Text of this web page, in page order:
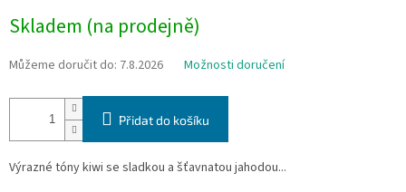
cena:
Skladem (na prodejně)
Můžeme doručit do: 7.8.2026 Možnosti doručení
Přidat do košíku
Výrazné tóny kiwi se sladkou a šťavnatou jahodou...